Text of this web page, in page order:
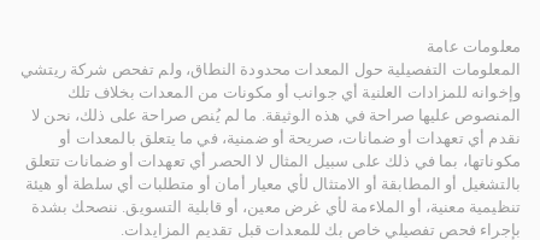
معلومات عامة
المعلومات التفصيلية حول المعدات محدودة النطاق، ولم تفحص شركة ريتشي
وإخوانه للمزادات العلنية أي جوانب أو مكونات من المعدات بخلاف تلك
المنصوص عليها صراحة في هذه الوثيقة. ما لم يُنص صراحة على ذلك، نحن لا
نقدم أي تعهدات أو ضمانات، صريحة أو ضمنية، في ما يتعلق بالمعدات أو
مكوناتها، بما في ذلك على سبيل المثال لا الحصر أي تعهدات أو ضمانات تتعلق
بالتشغيل أو المطابقة أو الامتثال لأي معيار أمان أو متطلبات أي سلطة أو هيئة
تنظيمية معنية، أو الملاءمة لأي غرض معين، أو قابلية التسويق. ننصحك بشدة
بإجراء فحص تفصيلي خاص بك للمعدات قبل تقديم المزايدات.